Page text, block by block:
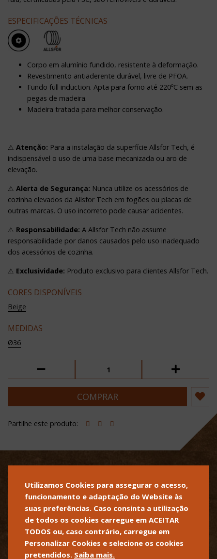
ESPECIFICAÇÕES TÉCNICAS
Corpo em alumínio fundido, resistente à deformação.
Revestimento antiaderente durável, livre de PFOA.
Fundo full induction. Apta para forno até 220ºC sem as
pegas de madeira.
Madeira tratada para melhor conservação.
⚠ Atenção: Para a instalação da superfície Allsfor Tech, é
indispensável o uso de uma base mecanizada ou aro de
elevação.
⚠ Alerta de Segurança: Nunca utilize os acessórios de
cozinha elevados da Allsfor Tech em fogões ou placas de
outras marcas. O uso incorreto pode causar acidentes.
⚠ Responsabilidade: A Allsfor Tech não assume
responsabilidade por danos causados pelo uso inadequado
dos acessórios de cozinha.
⚠ Exclusividade: Produto exclusivo para clientes Allsfor Tech.
CORES DISPONÍVEIS
Beige
MEDIDAS
Ø36
Partilhe este produto:
TERMOS E CONDIÇÕES DE
SOBRE A ALLSFOR
T +351 262 502 540
CHAMADA PARA REDE FIXA
NACIONAL
INFO@ALLSFOR.COM
Utilizamos Cookies para assegurar o acesso,
funcionamento e adaptação do Website às
suas preferências. Caso consinta a utilização
de todos os cookies carregue em ACEITAR
TODOS ou, caso contrário, carregue em
Personalizar Cookies e selecione os cookies
pretendidos. Saiba mais.